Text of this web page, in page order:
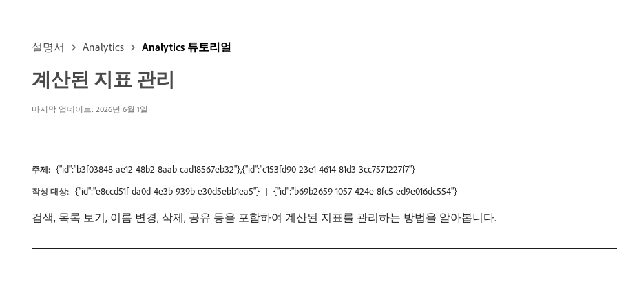
설명서 Analytics Analytics 튜토리얼
계산된 지표 관리
마지막 업데이트: 2026년 6월 1일
주제: {"id":"b3f03848-ae12-48b2-8aab-cad18567eb32"},{"id":"c153fd90-23e1-4614-81d3-3cc7571227f7"}
작성 대상: {"id":"e8ccd51f-da0d-4e3b-939b-e30d5ebb1ea5"} {"id":"b69b2659-1057-424e-8fc5-ed9e016dc554"}
검색, 목록 보기, 이름 변경, 삭제, 공유 등을 포함하여 계산된 지표를 관리하는 방법을 알아봅니다.